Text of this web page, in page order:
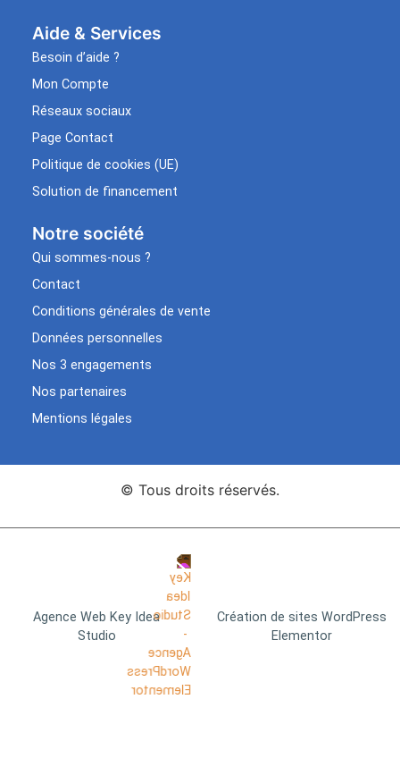
Aide & Services​
Besoin d’aide ?
Mon Compte
Réseaux sociaux
Page Contact
Politique de cookies (UE)
Solution de financement
Notre société
Qui sommes-nous ?
Contact
Conditions générales de vente
Données personnelles
Nos 3 engagements
Nos partenaires
Mentions légales
© Tous droits réservés.
Agence Web Key Idea
Studio
Création de sites WordPress
Elementor